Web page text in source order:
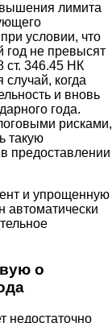
лимита
условии, что
не превысят
ст. 346.45 НК
когда
и вновь
года.
рисками,
такую
предоставлении
и упрощенную
автоматически
о
недостаточно